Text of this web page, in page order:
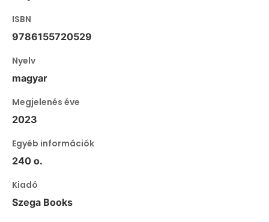
ISBN
9786155720529
Nyelv
magyar
Megjelenés éve
2023
Egyéb információk
240 o.
Kiadó
Szega Books